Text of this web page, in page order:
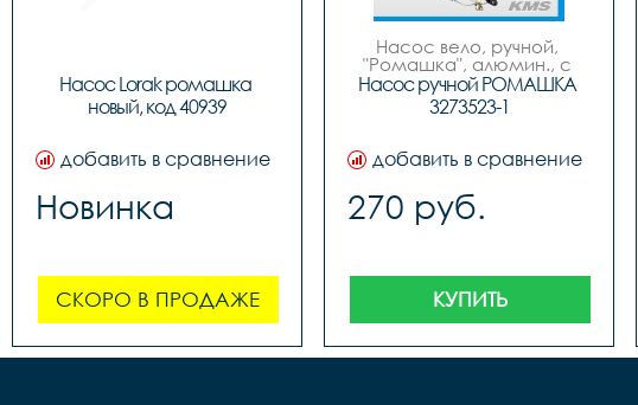
Насос Lorak ромашка
новый, код 40939
добавить в сравнение
Новинка
СКОРО В ПРОДАЖЕ
Насос вело, ручной,
"Ромашка", алюмин., с
обратным толстым
штоком, шланг с
наконечником
Насос ручной РОМАШКА
3273523-1
добавить в сравнение
270 руб.
КУПИТЬ